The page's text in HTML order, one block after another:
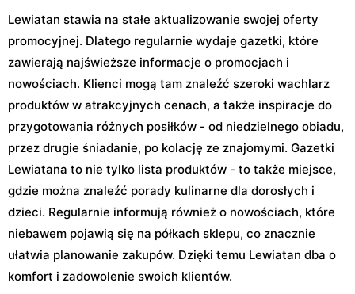
Lewiatan stawia na stałe aktualizowanie swojej oferty
promocyjnej. Dlatego regularnie wydaje gazetki, które
zawierają najświeższe informacje o promocjach i
nowościach. Klienci mogą tam znaleźć szeroki wachlarz
produktów w atrakcyjnych cenach, a także inspiracje do
przygotowania różnych posiłków - od niedzielnego obiadu,
przez drugie śniadanie, po kolację ze znajomymi. Gazetki
Lewiatana to nie tylko lista produktów - to także miejsce,
gdzie można znaleźć porady kulinarne dla dorosłych i
dzieci. Regularnie informują również o nowościach, które
niebawem pojawią się na półkach sklepu, co znacznie
ułatwia planowanie zakupów. Dzięki temu Lewiatan dba o
komfort i zadowolenie swoich klientów.